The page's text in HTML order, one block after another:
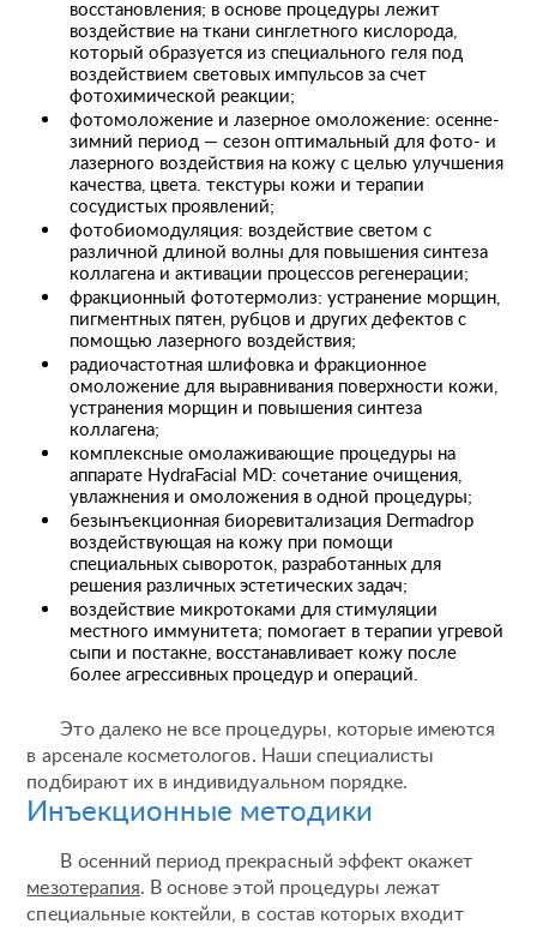
восстановления; в основе процедуры лежит
воздействие на ткани синглетного кислорода,
который образуется из специального геля под
воздействием световых импульсов за счет
фотохимической реакции;
фотомоложение и лазерное омоложение: осенне-
зимний период — сезон оптимальный для фото- и
лазерного воздействия на кожу с целью улучшения
качества, цвета. текстуры кожи и терапии
сосудистых проявлений;
фотобиомодуляция: воздействие светом с
различной длиной волны для повышения синтеза
коллагена и активации процессов регенерации;
фракционный фототермолиз: устранение морщин,
пигментных пятен, рубцов и других дефектов с
помощью лазерного воздействия;
радиочастотная шлифовка и фракционное
омоложение для выравнивания поверхности кожи,
устранения морщин и повышения синтеза
коллагена;
комплексные омолаживающие процедуры на
аппарате HydraFacial MD: сочетание очищения,
увлажнения и омоложения в одной процедуры;
безынъекционная биоревитализация Dermadrop
воздействующая на кожу при помощи
специальных сывороток, разработанных для
решения различных эстетических задач;
воздействие микротоками для стимуляции
местного иммунитета; помогает в терапии угревой
сыпи и постакне, восстанавливает кожу после
более агрессивных процедур и операций.
Это далеко не все процедуры, которые имеются
в арсенале косметологов. Наши специалисты
подбирают их в индивидуальном порядке.
Инъекционные методики
В осенний период прекрасный эффект окажет
мезотерапия. В основе этой процедуры лежат
специальные коктейли, в состав которых входит